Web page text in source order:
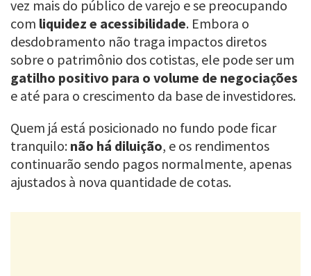
vez mais do público de varejo e se preocupando
com liquidez e acessibilidade. Embora o
desdobramento não traga impactos diretos
sobre o patrimônio dos cotistas, ele pode ser um
gatilho positivo para o volume de negociações
e até para o crescimento da base de investidores.
Quem já está posicionado no fundo pode ficar
tranquilo: não há diluição, e os rendimentos
continuarão sendo pagos normalmente, apenas
ajustados à nova quantidade de cotas.